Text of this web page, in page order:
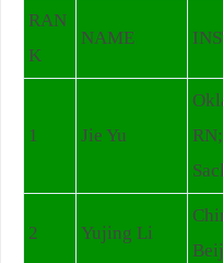
RAN
K
NAME
1 Jie Yu
2 Yujing Li